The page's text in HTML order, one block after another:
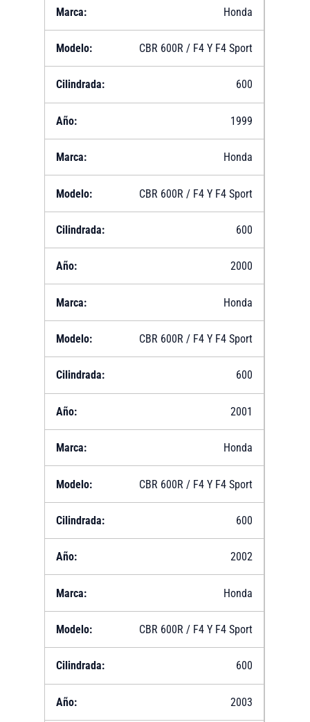
Honda
CBR 600R / F4 Y F4 Sport
600
1999
Honda
CBR 600R / F4 Y F4 Sport
600
2000
Honda
CBR 600R / F4 Y F4 Sport
600
2001
Honda
CBR 600R / F4 Y F4 Sport
600
2002
Honda
CBR 600R / F4 Y F4 Sport
600
2003